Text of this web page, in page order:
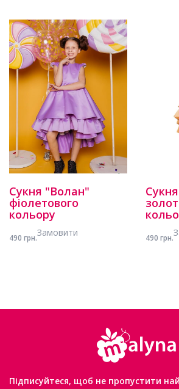
Сукня "Волан"
фіолетового
кольору
490 грн.Замовити 490 грн.
Підписуйтеся, щоб не пропустити